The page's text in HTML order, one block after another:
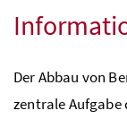
Der Abbau von
zentrale Aufgabe